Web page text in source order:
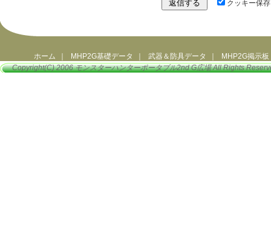
クッキー保存
ホーム MHP2G基礎データ 武器＆防具データ
MHP2G掲示板
Copyright(C) 2006モンスターハンターポータブル2nd G広場All Rights